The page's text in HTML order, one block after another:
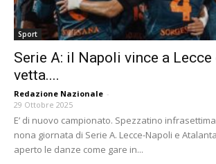
Sport
Serie A: il Napoli vince a Lecce
vetta....
Redazione Nazionale -
29 Ottobre 2025
E’ di nuovo campionato. Spezzatino
nona giornata di Serie A. Lecce-Napoli e
aperto le danze come gare in...